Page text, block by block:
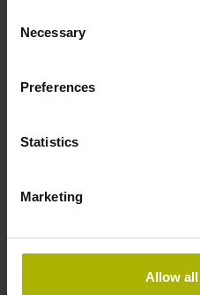
Selection
Necessary
Preferences
Statistics
Marketing
Allow
Trouvez le produit qu'il vous
Vous êtes à la recherche
secteurs.